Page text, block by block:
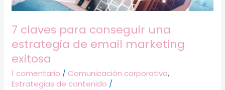
7 claves para conseguir una
estrategia de email marketing
exitosa
1 comentario / Comunicación corporativa,
Estrategias de contenido /
marketing
exitosa